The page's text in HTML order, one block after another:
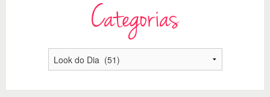
Categorias